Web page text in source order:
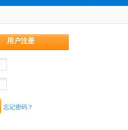
用户注册
忘记密码？